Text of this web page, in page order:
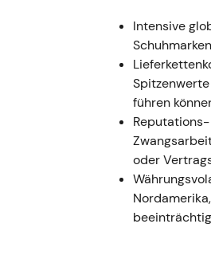
Januar 2023)
- Kasper Rørsted
Nachfolger
. - Die
Guldens
wie schnell
Volatilität und
Intensive
führen
oder